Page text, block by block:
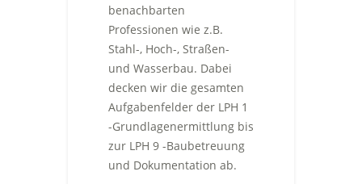
benachbarten
Professionen wie z.B.
Stahl-, Hoch-, Straßen-
und Wasserbau. Dabei
decken wir die gesamten
Aufgabenfelder der LPH 1
-Grundlagenermittlung bis
zur LPH 9 -Baubetreuung
und Dokumentation ab.